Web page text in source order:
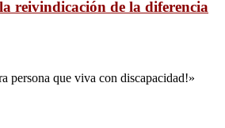
reivindicación de la diferencia
persona que viva con discapacidad!»